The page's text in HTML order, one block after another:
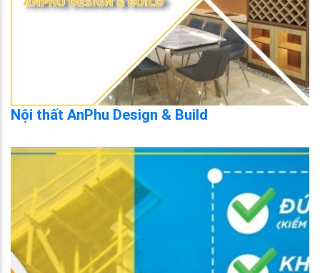
Nội thất AnPhu Design & Build